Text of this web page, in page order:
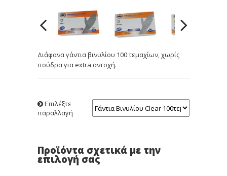
Διάφανα γάντια βινυλίου 100 τεμαχίων, χωρίς
πούδρα για extra αντοχή.
Επιλέξτε
παραλλαγή
Προϊόντα σχετικά με την
επιλογή σας